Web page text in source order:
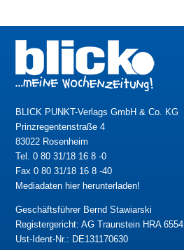
BLICK PUNKT-Verlags GmbH & Co. KG
Prinzregentenstraße 4
83022 Rosenheim
Tel. 0 80 31/18 16 8 -0
Fax 0 80 31/18 16 8 -40
Mediadaten hier herunterladen!
Geschäftsführer Bernd Stawiarski
Registergericht: AG Traunstein HRA 6554
Ust-Ident-Nr.: DE131170630